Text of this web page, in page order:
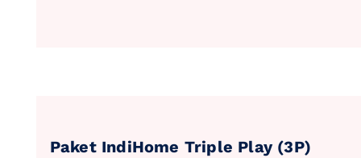
Paket IndiHome Triple Play (3P)